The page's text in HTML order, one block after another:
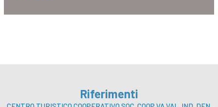
Riferimenti